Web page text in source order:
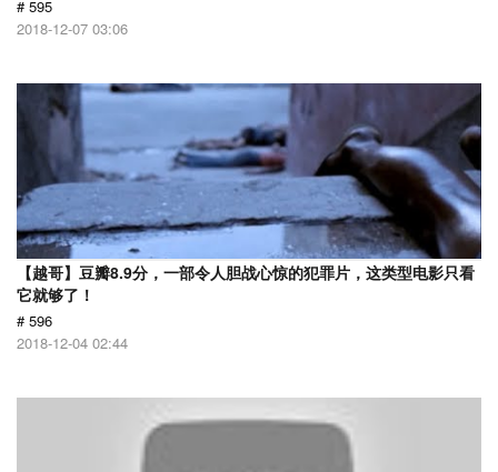
# 595
2018-12-07 03:06
【越哥】豆瓣8.9分，一部令人胆战心惊的犯罪片，这类型电影只看
它就够了！
# 596
2018-12-04 02:44